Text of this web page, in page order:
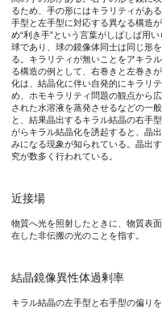
本研究によって、光学キラ
特記事項
【論文情報】
タイトル：
著者： Hiromasa
掲載誌：The Journal of
DOI：10.1021/
URL：https://doi.org/
本研究は、科研費 学術変
るため、手の形にはキラリティがあ
手型と左手型に対応する異なる構造
め“利き手”という言葉がしばしば用
球であり、球の鏡像体同士は同じ形
る。キラリティが無いことをアキラ
る構造の例として、右巻きと左巻き
化は、結晶化に伴い自発的にキラリ
め、ホモキラリティ問題の観点から
された水溶液を蒸発させるなどの一
と、結果晶出するキラル結晶の右手
がらキラル結晶化を誘起すると、晶
みになる現象が知られている。晶出
究が数多く行われている。
近接場
物質へ光を照射したときに、物質表
在した非伝搬の光のことを指す。
結晶鏡像異性体過剰率
キラル結晶の左手型と右手型の偏り